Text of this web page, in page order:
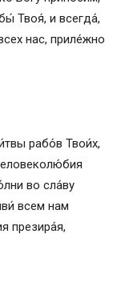
Твоя́, и всегда́,
нас, приле́жно
рабо́в Твои́х,
во сла́ву
всем нам
презира́я,